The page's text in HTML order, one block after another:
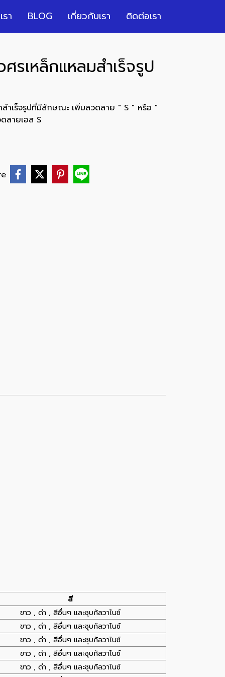
า BLOG เกี่ยวกับเรา ติดต่อเรา
รเหล็กแหลมสำเร็จรูป
ำเร็จรูปที่มีลักษณะ เพิ่มลวดลาย " S " หรือ "
ลายเอส S
สี
ขาว , ดำ , สีอื่นๆ และชุบกัลวาไนซ์
ขาว , ดำ , สีอื่นๆ และชุบกัลวาไนซ์
ขาว , ดำ , สีอื่นๆ และชุบกัลวาไนซ์
ขาว , ดำ , สีอื่นๆ และชุบกัลวาไนซ์
ขาว , ดำ , สีอื่นๆ และชุบกัลวาไนซ์